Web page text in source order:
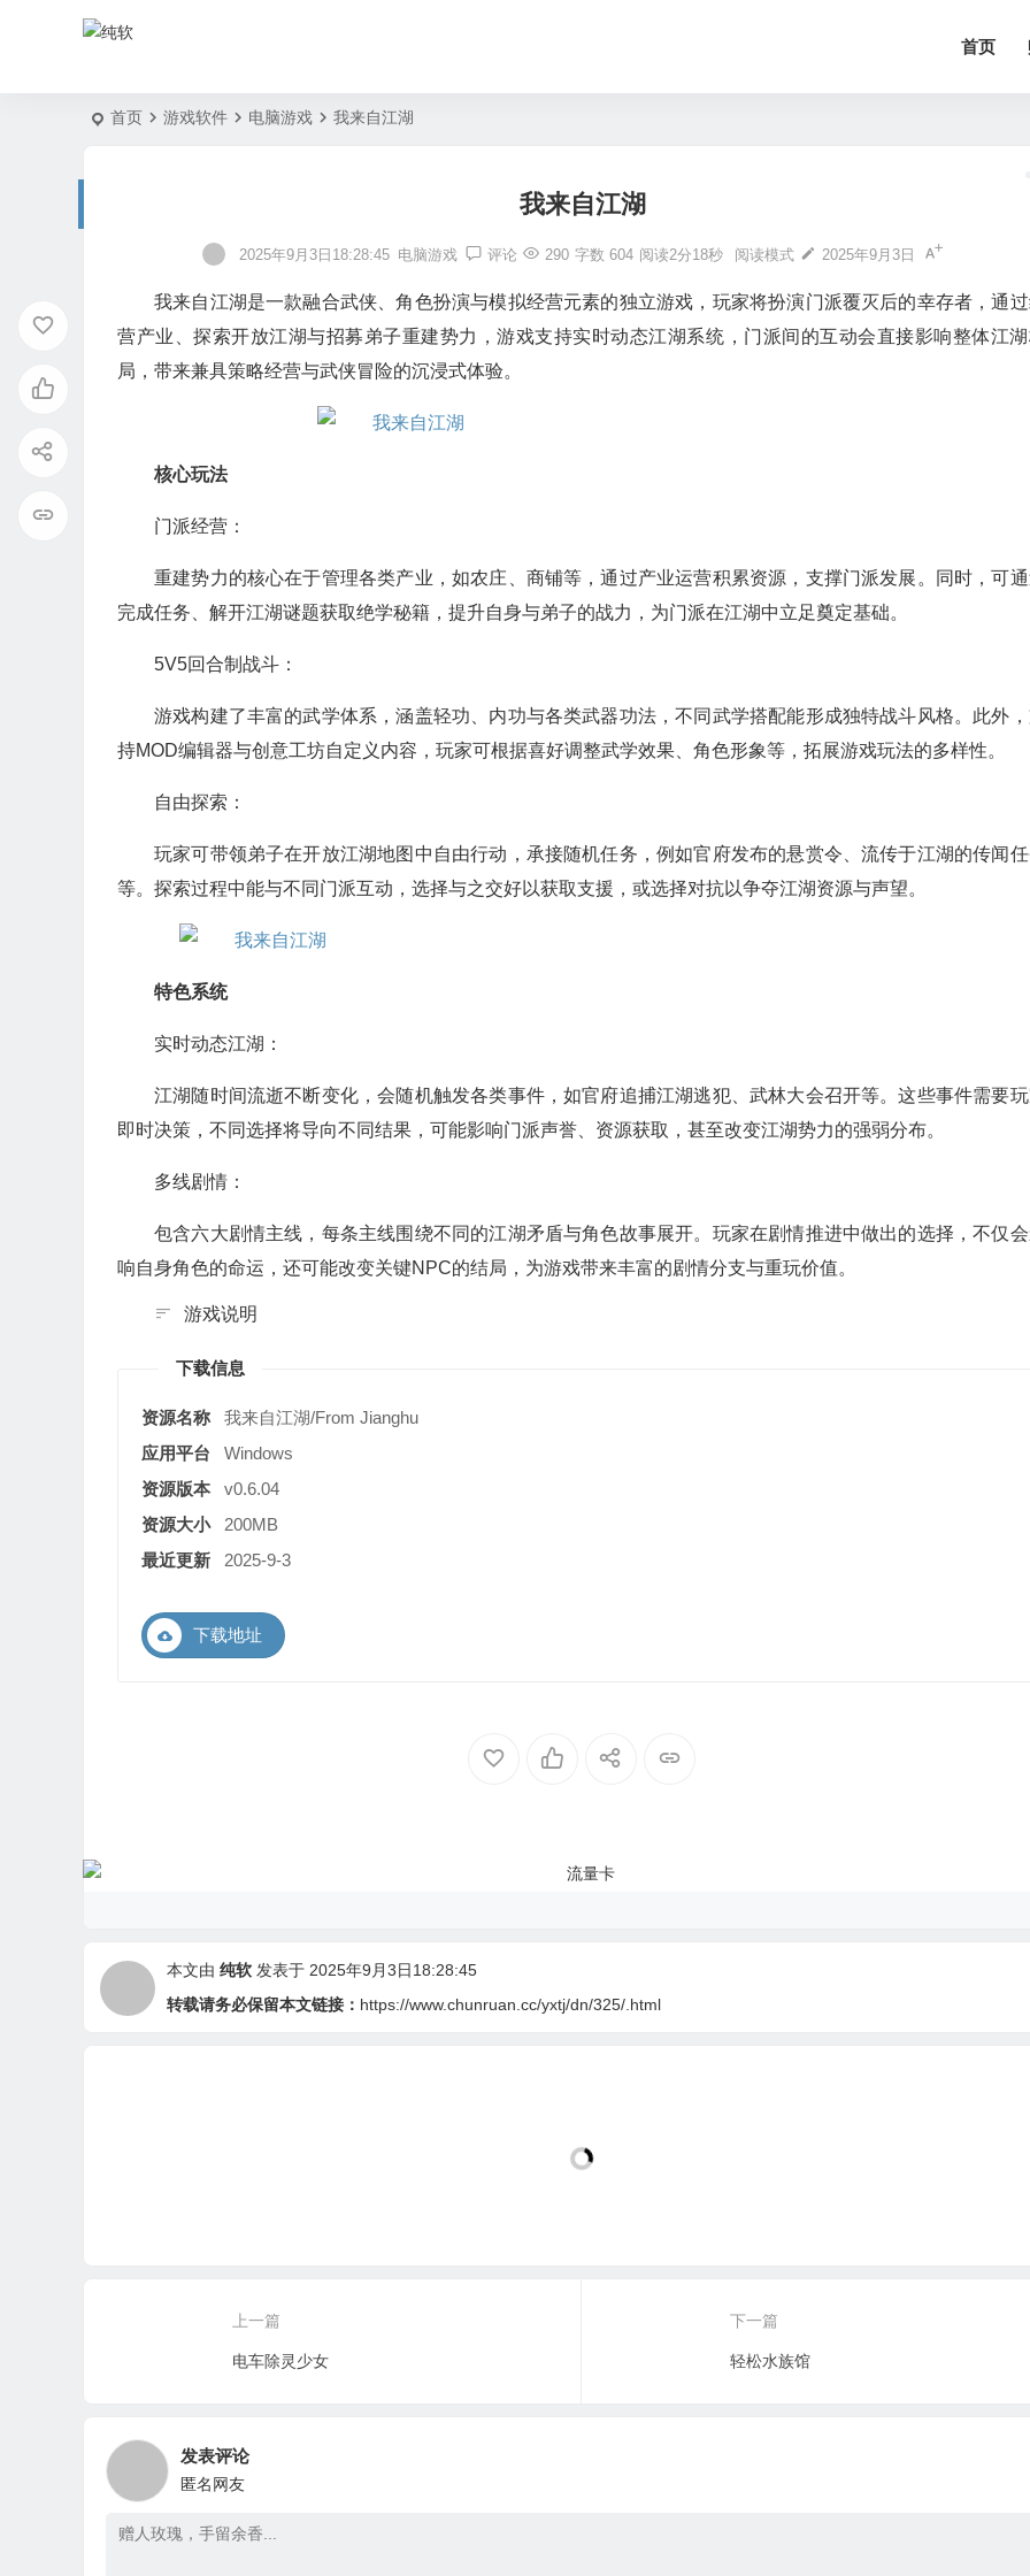
首页
首页 游戏软件 电脑游戏 我来自江湖
我来自江湖
2025年9月3日18:28:45 电脑游戏 评论 290 字数 604 阅读2分18秒 阅读模式 2025年9月3日
我来自江湖是一款融合武侠、角色扮演与模拟经营元素的独立游戏，玩家将扮演门派覆灭后的幸存者，通
营产业、探索开放江湖与招募弟子重建势力，游戏支持实时动态江湖系统，门派间的互动会直接影响整体江
局，带来兼具策略经营与武侠冒险的沉浸式体验。
核心玩法
门派经营：
重建势力的核心在于管理各类产业，如农庄、商铺等，通过产业运营积累资源，支撑门派发展。同时，可
完成任务、解开江湖谜题获取绝学秘籍，提升自身与弟子的战力，为门派在江湖中立足奠定基础。
5V5回合制战斗：
游戏构建了丰富的武学体系，涵盖轻功、内功与各类武器功法，不同武学搭配能形成独特战斗风格。此外
持MOD编辑器与创意工坊自定义内容，玩家可根据喜好调整武学效果、角色形象等，拓展游戏玩法的多样性。
自由探索：
玩家可带领弟子在开放江湖地图中自由行动，承接随机任务，例如官府发布的悬赏令、流传于江湖的传闻
等。探索过程中能与不同门派互动，选择与之交好以获取支援，或选择对抗以争夺江湖资源与声望。
特色系统
实时动态江湖：
江湖随时间流逝不断变化，会随机触发各类事件，如官府追捕江湖逃犯、武林大会召开等。这些事件需要
即时决策，不同选择将导向不同结果，可能影响门派声誉、资源获取，甚至改变江湖势力的强弱分布。
多线剧情：
包含六大剧情主线，每条主线围绕不同的江湖矛盾与角色故事展开。玩家在剧情推进中做出的选择，不仅
响自身角色的命运，还可能改变关键NPC的结局，为游戏带来丰富的剧情分支与重玩价值。
游戏说明
下载信息
资源名称
我来自江湖/From Jianghu
应用平台
Windows
资源版本
v0.6.04
资源大小
200MB
最近更新
2025-9-3
下载地址
本文由 纯软 发表于 2025年9月3日18:28:45
转载请务必保留本文链接： https://www.chunruan.cc/yxtj/dn/325/.html
上一篇
电车除灵少女
下一篇
轻松水族馆
发表评论
匿名网友